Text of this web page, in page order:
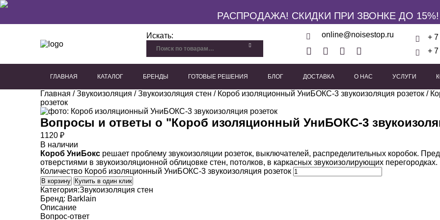
РАСПРОДАЖА! СКИДКИ ПРИ ЗВОНКЕ ДО 15%!
Искать: online@noisestop.ru
+
+
ГЛАВНАЯ КАТАЛОГ БРЕНДЫ ГОТОВЫЕ РЕШЕНИЯ БЛОГ ДОСТАВКА О НАС УСЛУГИ
Главная /Звукоизоляция /Звукоизоляция стен / Короб изоляционный УниБОКС-3 звукоизоляция розеток /
розеток
Вопросы и ответы о "Короб изоляционный УниБОКС-3
1120 ₽
В наличии
Короб УниБокс решает проблему звукоизоляции розеток, выключателей, распределительных коробок.
отверстиями в звукоизоляционной облицовке стен, потолков, в каркасных звукоизолирующих перегородках.
Количество Короб изоляционный УниБОКС-3 звукоизоляция розеток
В корзину Купить в один клик
Категория:Звукоизоляция стен
Бренд: Barklain
Описание
Вопрос-ответ